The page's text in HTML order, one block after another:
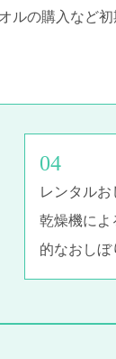
ルの購入など初
レンタル
乾燥機によ
的なおしぼ